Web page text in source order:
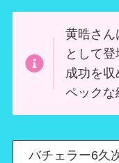
黄晧さん
として
成功を
ペックな
バチェラー6久